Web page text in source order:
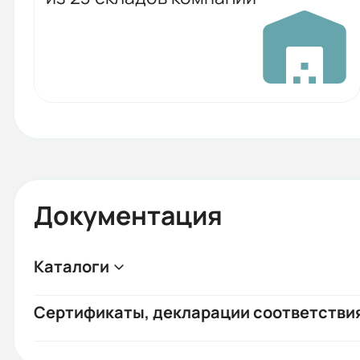
Документация
Каталоги
Сертификаты, декларации